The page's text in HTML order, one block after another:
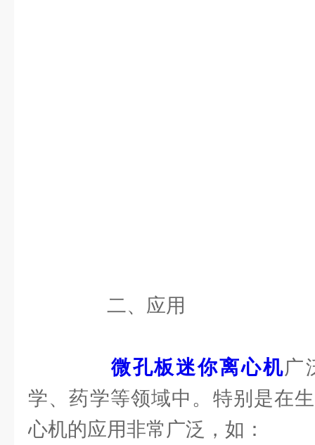
二、应用
微孔板迷你离心机广
学、药学等领域中。特别是在
心机的应用非常广泛，如：